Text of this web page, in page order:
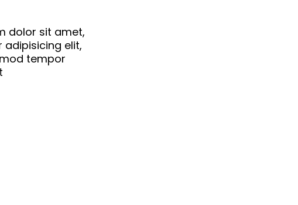
dolor sit amet,
adipisicing elit,
tempor